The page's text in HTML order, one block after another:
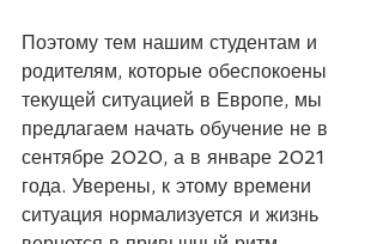
Поэтому тем нашим студентам и
родителям, которые обеспокоены
текущей ситуацией в Европе, мы
предлагаем начать обучение не в
сентябре 2020, а в январе 2021
года. Уверены, к этому времени
ситуация нормализуется и жизнь